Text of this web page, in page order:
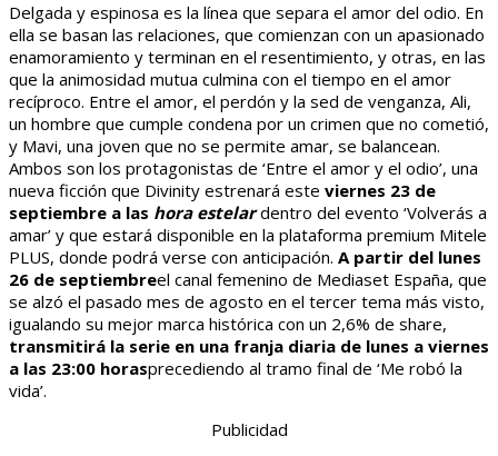
Delgada y espinosa es la línea que separa el amor del odio. En
ella se basan las relaciones, que comienzan con un apasionado
enamoramiento y terminan en el resentimiento, y otras, en las
que la animosidad mutua culmina con el tiempo en el amor
recíproco. Entre el amor, el perdón y la sed de venganza, Ali,
un hombre que cumple condena por un crimen que no cometió,
y Mavi, una joven que no se permite amar, se balancean.
Ambos son los protagonistas de ‘Entre el amor y el odio’, una
nueva ficción que Divinity estrenará este viernes 23 de
septiembre a las hora estelardentro del evento ‘Volverás a
amar’ y que estará disponible en la plataforma premium Mitele
PLUS, donde podrá verse con anticipación. A partir del lunes
26 de septiembreel canal femenino de Mediaset España, que
se alzó el pasado mes de agosto en el tercer tema más visto,
igualando su mejor marca histórica con un 2,6% de share,
transmitirá la serie en una franja diaria de lunes a viernes
a las 23:00 horasprecediendo al tramo final de ‘Me robó la
vida’.
Publicidad